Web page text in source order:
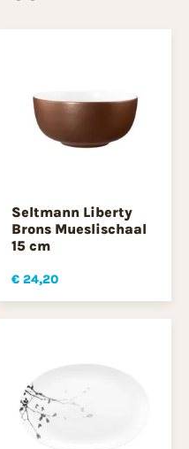
Seltmann Liberty
Brons Mueslischaal
15 cm
€ 24,20